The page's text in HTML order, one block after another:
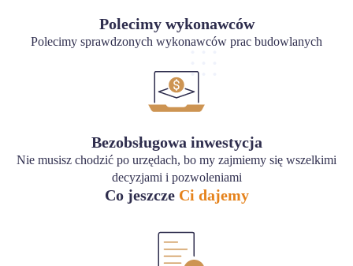
Polecimy wykonawców
Polecimy sprawdzonych wykonawców prac budowlanych
Bezobsługowa inwestycja
Nie musisz chodzić po urzędach, bo my zajmiemy się wszelkimi
decyzjami i pozwoleniami
Co jeszcze Ci dajemy